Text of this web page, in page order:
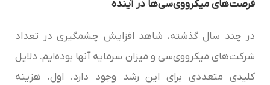
فرصت‌های میکرو‌وی‌سی‌‌ها در آینده
در چند سال گذشته، شاهد افزایش چشمگیری در تعداد
شرکت‌های میکرو‌وی‌سی‌‌ و میزان سرمایه آنها بوده‌ایم. دلایل
کلیدی متعددی برای این رشد وجود دارد. اول، هزینه